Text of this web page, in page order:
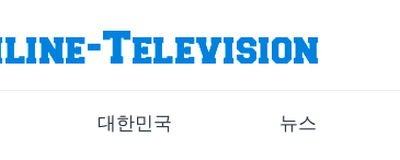
대한민국 뉴스